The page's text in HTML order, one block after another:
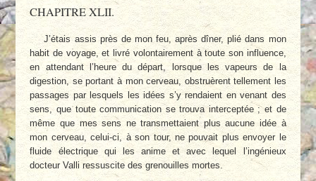
CHAPITRE XLII.
J’étais assis près de mon feu, après dîner, plié dans mon
habit de voyage, et livré volontairement à toute son influence,
en attendant l’heure du départ, lorsque les vapeurs de la
digestion, se portant à mon cerveau, obstruèrent tellement les
passages par lesquels les idées s’y rendaient en venant des
sens, que toute communication se trouva interceptée ; et de
même que mes sens ne transmettaient plus aucune idée à
mon cerveau, celui-ci, à son tour, ne pouvait plus envoyer le
fluide électrique qui les anime et avec lequel l’ingénieux
docteur Valli ressuscite des grenouilles mortes.